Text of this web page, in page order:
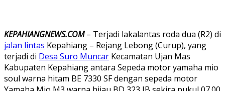
KEPAHIANGNEWS.COM– Terjadi lakalantas roda dua (R2) di
jalan lintas Kepahiang – Rejang Lebong (Curup), yang
terjadi di Desa Suro Muncar Kecamatan Ujan Mas
Kabupaten Kepahiang antara Sepeda motor yamaha mio
soul warna hitam BE 7330 SF dengan sepeda motor